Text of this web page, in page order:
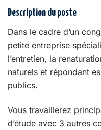
Description du poste
Dans le cadre d’un
petite entreprise
l’entretien, la
naturels et répondant
publics.
Vous travaillerez
d’étude avec 3 autres